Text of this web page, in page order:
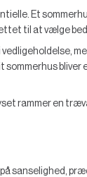
Et
til at vælge
bliver
rammer en
sanselighed,